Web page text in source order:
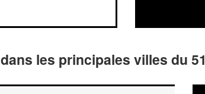
les principales villes du 51